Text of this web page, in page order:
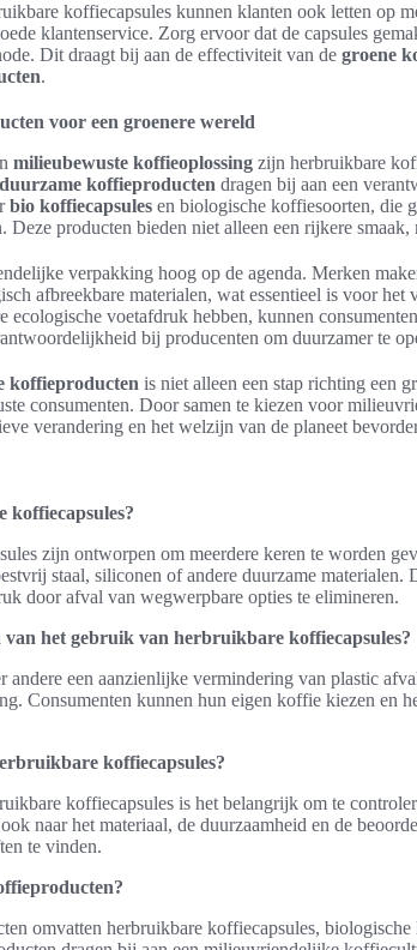
koffiecapsules kunnen klanten ook letten op
klantenservice. Zorg ervoor dat de capsules
Dit draagt bij aan de effectiviteit van de groene
.
voor een groenere wereld
milieubewuste koffieoplossing zijn herbruikbare
duurzame koffieproducten dragen bij aan een
bio koffiecapsules en biologische koffiesoorten, die
Deze producten bieden niet alleen een rijkere
verpakking hoog op de agenda. Merken
afbreekbare materialen, wat essentieel is voor
ecologische voetafdruk hebben, kunnen
bij producenten om duurzamer te
koffieproducten is niet alleen een stap richting een
consumenten. Door samen te kiezen voor
verandering en het welzijn van de planeet
zijn ontworpen om meerdere keren te worden
staal, siliconen of andere duurzame materialen.
door afval van wegwerpbare opties te elimineren.
het gebruik van herbruikbare koffiecapsules?
andere een aanzienlijke vermindering van plastic
Consumenten kunnen hun eigen koffie kiezen en
koffiecapsules?
koffiecapsules is het belangrijk om te
naar het materiaal, de duurzaamheid en de
te vinden.
omvatten herbruikbare koffiecapsules,